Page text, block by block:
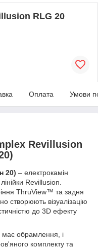
RLG 20
Оплата Умови
Revillusion
20) – електрокамін
Revillusion.
ThruView™ та задня
створюють візуалізацію
до 3D ефекту
має обрамлення, і
комплекту та